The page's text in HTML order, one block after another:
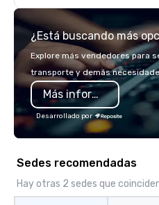
¿Está buscando más
Explore más vendedores para
transporte y demás
Más información
Desarrollado por
Sedes recomendadas
Hay otras 2 sedes que